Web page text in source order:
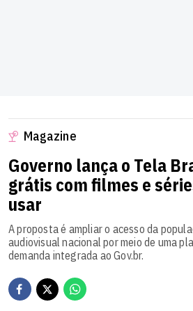
Magazine
Governo lança o Tela
grátis com filmes e
usar
A proposta é ampliar o acesso da
audiovisual nacional por meio de uma
demanda integrada ao Gov.br.